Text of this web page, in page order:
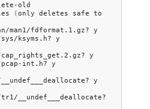
old
(only deletes safe to
man1/fdformat.1.gz? y
ksyms.h? y
cap_rights_get.2.gz? y
int.h? y
y
__undef___deallocate?